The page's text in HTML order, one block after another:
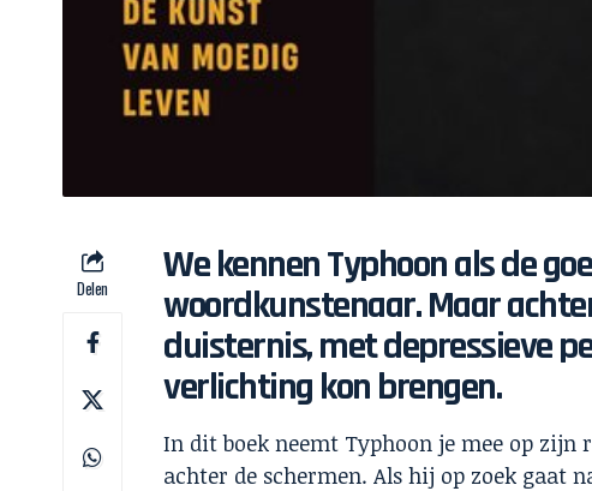
Delen
We kennen Typhoon als de
woordkunstenaar. Maar
duisternis, met depressieve
verlichting kon brengen.
In dit boek neemt Typhoon je mee op zijn
achter de schermen. Als hij op zoek gaat